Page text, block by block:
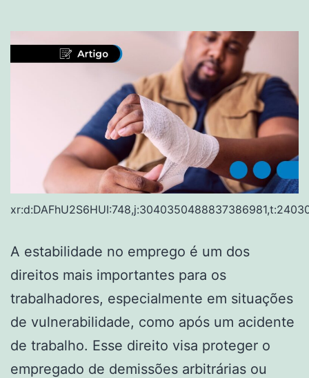
A estabilidade no emprego é um dos
direitos mais importantes para os
trabalhadores, especialmente em situações
de vulnerabilidade, como após um acidente
de trabalho. Esse direito visa proteger o
empregado de demissões arbitrárias ou